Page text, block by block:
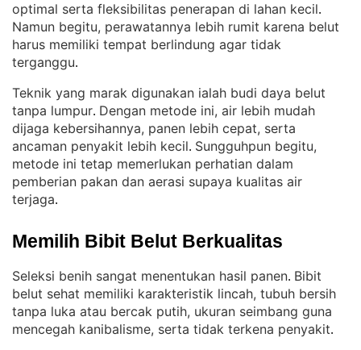
optimal serta fleksibilitas penerapan di lahan kecil
Namun begitu, perawatannya lebih rumit karena belut
harus memiliki tempat berlindung agar tidak
terganggu.
Teknik yang marak digunakan ialah budi daya belut
tanpa lumpur. Dengan metode ini, air lebih mudah
dijaga kebersihannya, panen lebih cepat, serta
ancaman penyakit lebih kecil. Sungguhpun begitu,
metode ini tetap memerlukan perhatian dalam
pemberian pakan dan aerasi supaya kualitas air
terjaga.
Memilih Bibit Belut Berkualitas
Seleksi benih sangat menentukan hasil panen. Bibit
belut sehat memiliki karakteristik lincah, tubuh bersih
tanpa luka atau bercak putih, ukuran seimbang guna
mencegah kanibalisme, serta tidak terkena penyakit.